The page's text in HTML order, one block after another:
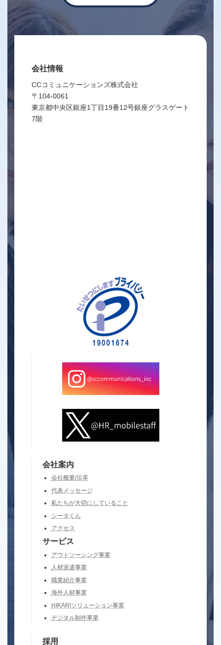
会社情報
CCコミュニケーションズ株式会社
〒104-0061
東京都中央区銀座1丁目19番12号銀座グラスゲート
7階
会社案内
会社概要/沿革
代表メッセージ
私たちが大切にしていること
シータくん
アクセス
サービス
アウトソーシング事業
人材派遣事業
職業紹介事業
海外人材事業
HIKARIソリューション事業
デジタル制作事業
採用